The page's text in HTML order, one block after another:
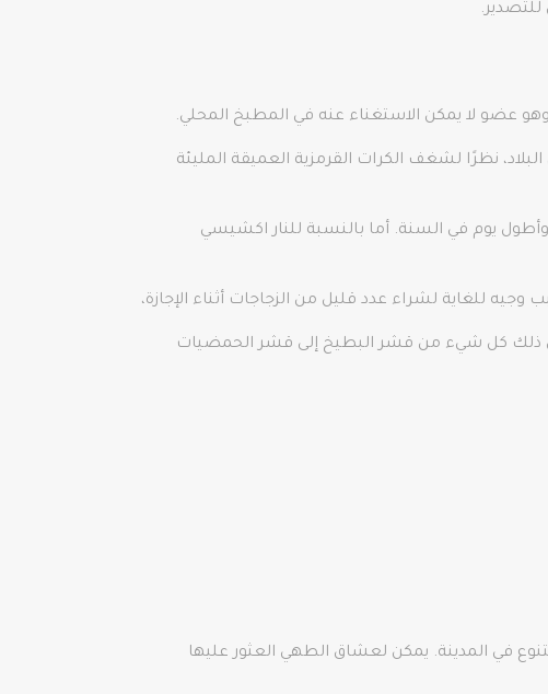
عضو لا يمكن الاستغناء عنه في المطبخ المحلي.
مسؤولة عن حوالي 60٪ من إجمالي إنتاج الرمان في البلاد، نظرًا لشغف الكرات القرمزية العميقة المليئة
(كسر ثمرة الرمان) يحدث كل عام في 21 ديسمبر. بداية الشتاء وأطول يوم في السنة. أما بالنسبة للنار اكشيسي
في ذلك كل شيء من قشر البطيخ إلى قشر الحمضيات
في المدينة. يمكن لعشاق الطهي العثور عليها